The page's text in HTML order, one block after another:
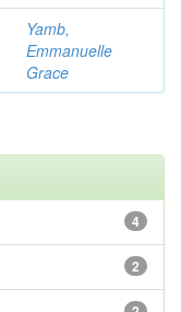
Yamb,
Emmanuelle
Grace
4
2